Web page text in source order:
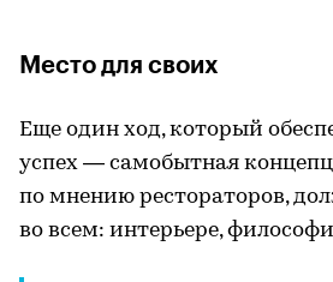
Место для своих
Еще один ход, который
успех — самобытная
по мнению рестораторов,
во всем: интерьере,